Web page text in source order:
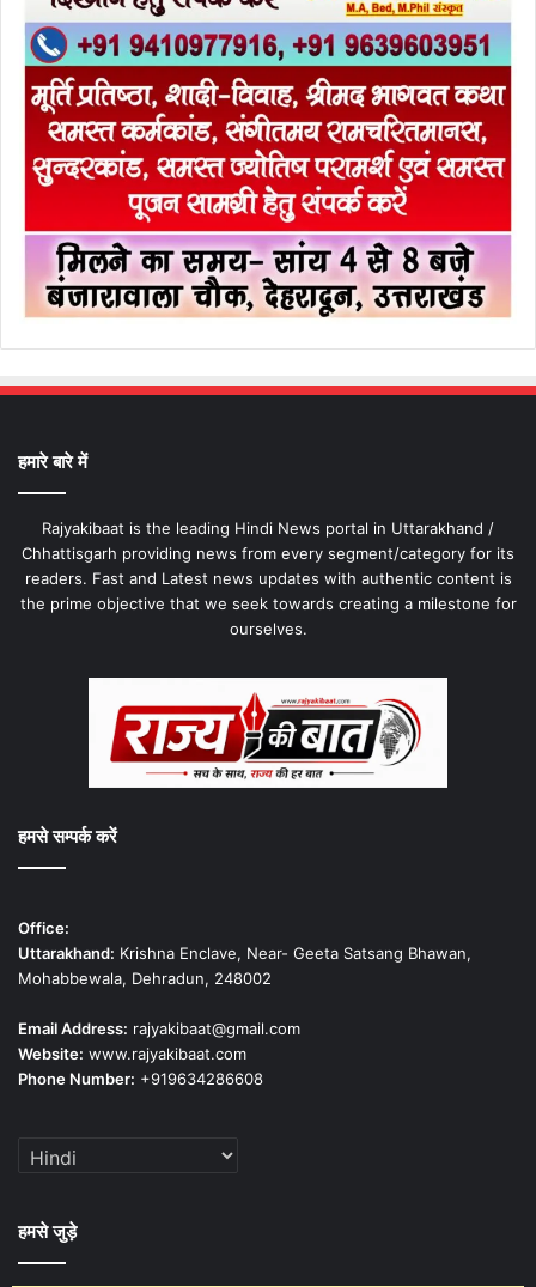
हमारे बारे में
Rajyakibaat is the leading Hindi News portal in Uttarakhand /
Chhattisgarh providing news from every segment/category for its
readers. Fast and Latest news updates with authentic content is
the prime objective that we seek towards creating a milestone for
ourselves.
हमसे सम्पर्क करें
Office:
Uttarakhand: Krishna Enclave, Near- Geeta Satsang Bhawan,
Mohabbewala, Dehradun, 248002
Email Address: rajyakibaat@gmail.com
Website: www.rajyakibaat.com
Phone Number: +919634286608
हमसे जुड़े